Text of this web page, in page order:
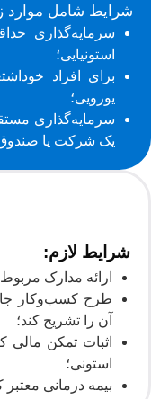
شرایط شامل موارد
استونیایی؛
یورویی؛
یک شرکت یا
شرایط لازم:
ارائه مدارک
طرح کسب‌وکار
آن را تشریح کند؛
اثبات تمکن مالی
استونی؛
بیمه درمانی